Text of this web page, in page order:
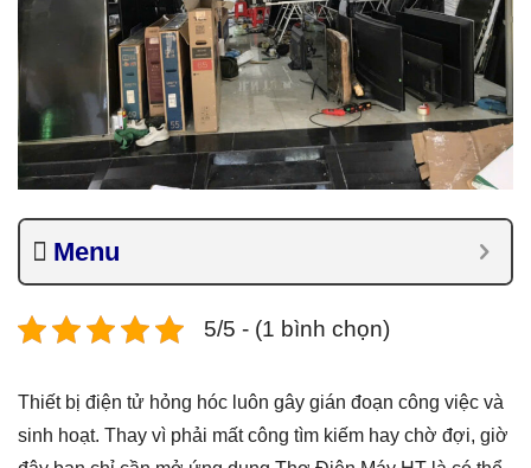
Menu
5/5 - (1 bình chọn)
Thiết bị điện tử hỏng hóc luôn gây gián đoạn công việc và
sinh hoạt. Thay vì phải mất công tìm kiếm hay chờ đợi, giờ